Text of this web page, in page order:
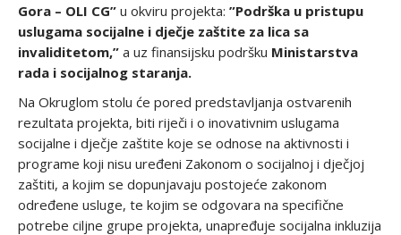
Gora – OLI CG” u okviru projekta: ”Podrška u pristupu
uslugama socijalne i dječje zaštite za lica sa
invaliditetom,” a uz finansijsku podršku Ministarstva
rada i socijalnog staranja.
Na Okruglom stolu će pored predstavljanja ostvarenih
rezultata projekta, biti riječi i o inovativnim uslugama
socijalne i dječje zaštite koje se odnose na aktivnosti i
programe koji nisu uređeni Zakonom o socijalnoj i dječjoj
zaštiti, a kojim se dopunjavaju postojeće zakonom
određene usluge, te kojim se odgovara na specifične
potrebe ciljne grupe projekta, unapređuje socijalna inkluzija